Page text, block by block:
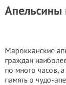
Апельсины
Марокканские
граждан
по много часов,
память о чудо-